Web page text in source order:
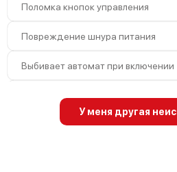
Поломка кнопок управления
Повреждение шнура питания
Выбивает автомат при включении
Неисправность пускового
У меня другая